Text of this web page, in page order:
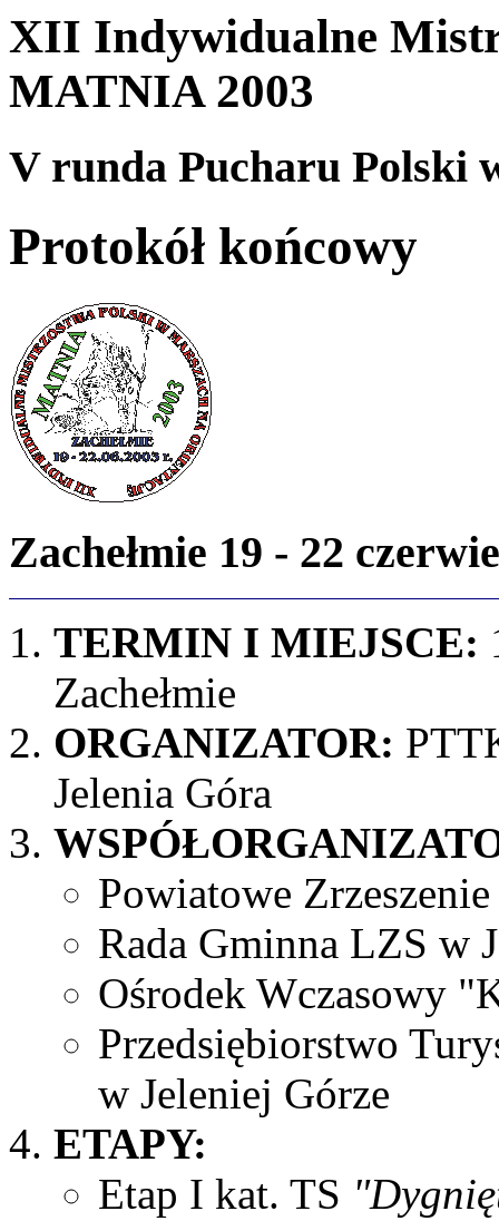
XII Indywidualne
MATNIA 2003
V runda Pucharu Polski
Protokół końcowy
Zachełmie 19 - 22
TERMIN I MIEJSCE:
Zachełmie
ORGANIZATOR:
Jelenia Góra
Powiatowe
Rada Gminna LZS w
Ośrodek Wczasowy
Przedsiębiorstwo
w Jeleniej Górze
ETAPY:
Etap I kat. TS